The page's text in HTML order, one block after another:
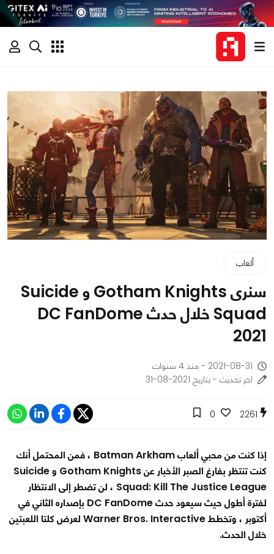
ألعاب
سنرى Gotham Knights و Suicide
Squad خلال حدث DC FanDome
2021
2021-08-31 - منذ 4 سنوات
اخر تحديث - بتاريخ 2021-08-31
2261
0
إذا كنت من محبي ألعاب Batman Arkham ، فمن المحتمل أنك
كنت تنتظر بفارغ الصبر الأخبار عن Gotham Knights و Suicide
Squad: Kill The Justice League ، لن تضطر إلى الانتظار
لفترة أطول حيث سيعود حدث DC FanDome بإصداره الثاني في
أكتوبر ، وتخطط Warner Bros. Interactive لعرض كلتا اللعبتين
خلال الحدث.